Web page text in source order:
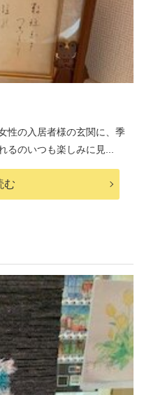
性の入居者様の玄関に、季
るのいつも楽しみに見...
む